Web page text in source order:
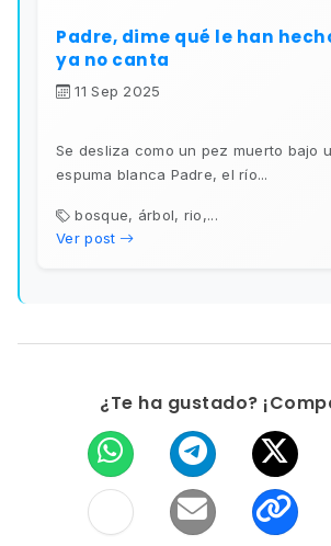
Padre, dime qué le han
ya no canta
11 Sep 2025
Se desliza como un pez muerto bajo
espuma blanca Padre, el río...
bosque, árbol, rio,...
Ver post
¿Te ha gustado?